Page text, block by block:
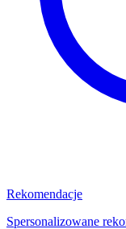
Rekomendacje
Spersonalizowane